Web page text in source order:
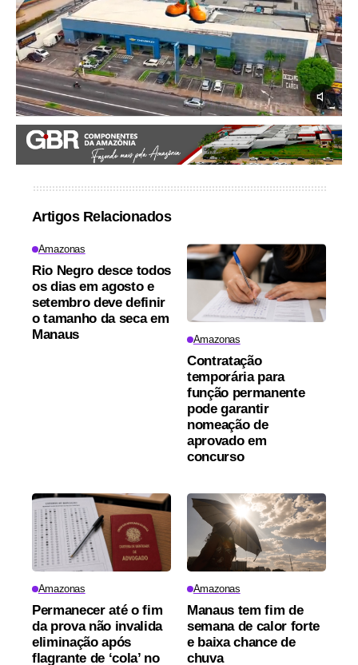
Artigos Relacionados
Amazonas
Rio Negro desce todos
os dias em agosto e
setembro deve definir
o tamanho da seca em
Manaus
Amazonas
Contratação
temporária para
função permanente
pode garantir
nomeação de
aprovado em
concurso
Amazonas
Permanecer até o fim
da prova não invalida
eliminação após
flagrante de ‘cola’ no
Amazonas
Manaus tem fim de
semana de calor forte
e baixa chance de
chuva